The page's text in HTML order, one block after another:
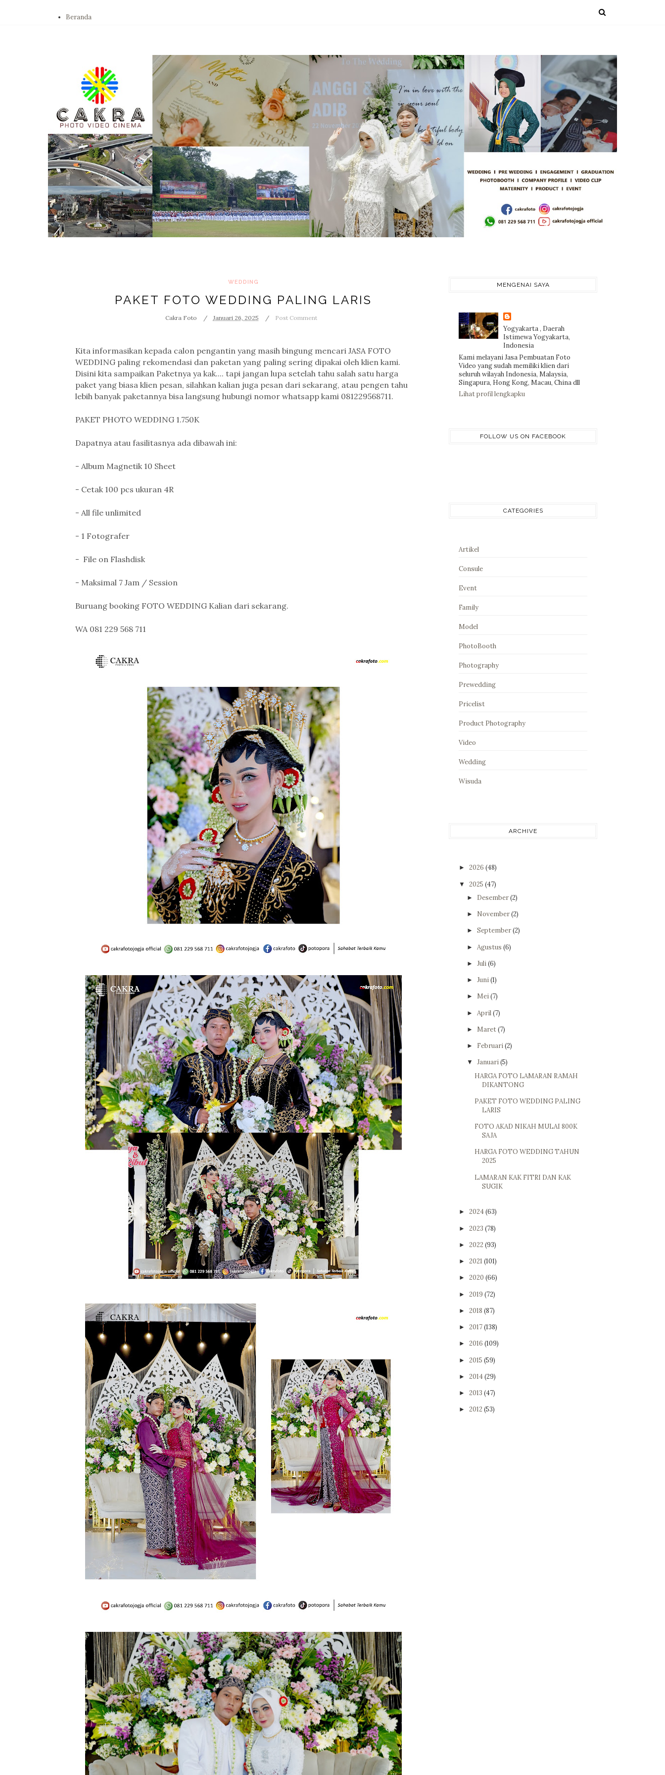
Beranda
WEDDING
PAKET FOTO WEDDING PALING LARIS
Cakra Foto Januari 26, 2025 Post Comment
Kita informasikan kepada calon pengantin yang masih bingung mencari JASA FOTO
WEDDING paling rekomendasi dan paketan yang paling sering dipakai oleh klien kami.
Disini kita sampaikan Paketnya ya kak.... tapi jangan lupa setelah tahu salah satu harga
paket yang biasa klien pesan, silahkan kalian juga pesan dari sekarang, atau pengen tahu
lebih banyak paketannya bisa langsung hubungi nomor whatsapp kami 081229568711.
PAKET PHOTO WEDDING 1.750K
Dapatnya atau fasilitasnya ada dibawah ini:
- Album Magnetik 10 Sheet
- Cetak 100 pcs ukuran 4R
- All file unlimited
- 1 Fotografer
- File on Flashdisk
- Maksimal 7 Jam / Session
Buruang booking FOTO WEDDING Kalian dari sekarang.
WA 081 229 568 711
MENGENAI SAYA
Yogyakarta , Daerah
Istimewa Yogyakarta,
Indonesia
Kami melayani Jasa Pembuatan Foto
Video yang sudah memiliki klien dari
seluruh wilayah Indonesia, Malaysia,
Singapura, Hong Kong, Macau, China dll
Lihat profil lengkapku
FOLLOW US ON FACEBOOK
CATEGORIES
Artikel
Consule
Event
Family
Model
PhotoBooth
Photography
Prewedding
Pricelist
Product Photography
Video
Wedding
Wisuda
ARCHIVE
► 2026 (48)
▼ 2025 (47)
► Desember(2)
► November(2)
► September(2)
► Agustus (6)
► Juli(6)
► Juni(1)
► Mei(7)
► April(7)
► Maret(7)
► Februari(2)
▼ Januari(5)
HARGA FOTO LAMARAN RAMAH
DIKANTONG
PAKET FOTO WEDDING PALING
LARIS
FOTO AKAD NIKAH MULAI 800K
SAJA
HARGA FOTO WEDDING TAHUN
2025
LAMARAN KAK FITRI DAN KAK
SUGIK
► 2024(63)
► 2023 (78)
► 2022 (93)
► 2021 (101)
► 2020 (66)
► 2019 (72)
► 2018 (87)
► 2017(138)
► 2016 (109)
► 2015 (59)
► 2014(29)
► 2013 (47)
► 2012 (53)